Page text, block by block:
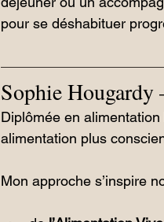
pour se déshabituer
Sophie
Diplômée en
alimentation plus
Mon approche s’inspire